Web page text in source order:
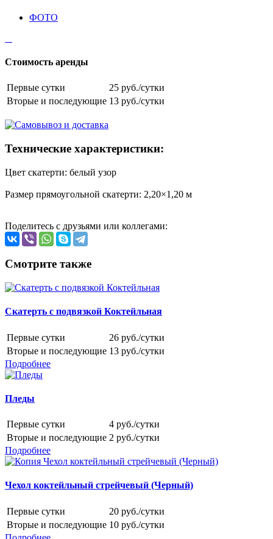
ФОТО
Стоимость аренды
Первые сутки
25 руб./сутки
Вторые и последующие 13 руб./сутки
Технические характеристики:
Цвет скатерти: белый узор
Размер прямоугольной скатерти: 2,20×1,20 м
Поделитесь с друзьями или коллегами:
Смотрите также
Скатерть с подвязкой Коктейльная
Первые сутки
26 руб./сутки
Вторые и последующие 13 руб./сутки
Подробнее
Пледы
Первые сутки
4 руб./сутки
Вторые и последующие 2 руб./сутки
Подробнее
Чехол коктейльный стрейчевый (Черный)
Первые сутки
20 руб./сутки
Вторые и последующие 10 руб./сутки